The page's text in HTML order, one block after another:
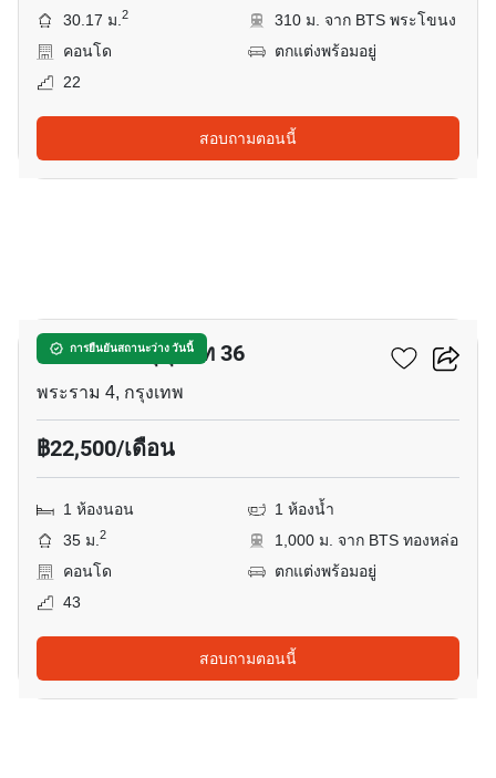
30.17 ม.2
310 ม. จาก BTS พระโขนง
คอนโด
ตกแต่งพร้อมอยู่
22
สอบถามตอนนี้
การยืนยันสถานะว่าง วันนี้
โอกะ เฮ้าส์ สุขุมวิท 36
พระราม 4, กรุงเทพ
฿22,500/เดือน
1 ห้องนอน
1 ห้องน้ำ
35 ม.2
1,000 ม. จาก BTS ทองหล่อ
คอนโด
ตกแต่งพร้อมอยู่
43
สอบถามตอนนี้